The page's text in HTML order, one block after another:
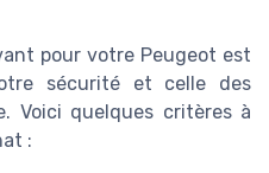
pour votre Peugeot est
sécurité et celle des
Voici quelques critères à
: